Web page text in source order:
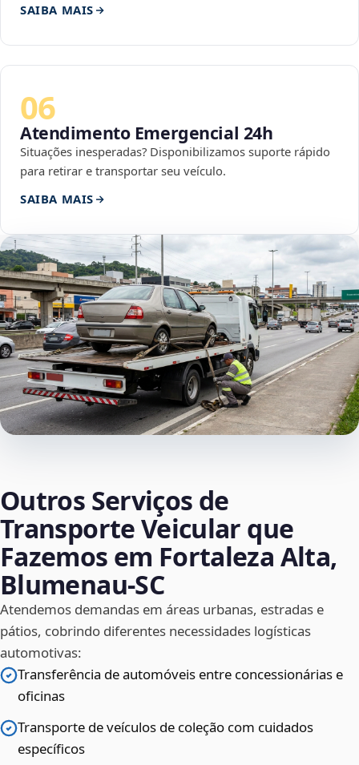
SAIBA MAIS
06
Atendimento Emergencial 24h
Situações inesperadas? Disponibilizamos suporte rápido
para retirar e transportar seu veículo.
SAIBA MAIS
Outros Serviços de
Transporte Veicular que
Fazemos em Fortaleza Alta,
Blumenau‑SC
Atendemos demandas em áreas urbanas, estradas e
pátios, cobrindo diferentes necessidades logísticas
automotivas:
Transferência de automóveis entre concessionárias e
oficinas
Transporte de veículos de coleção com cuidados
específicos